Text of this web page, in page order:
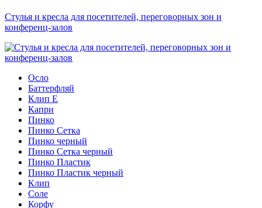
Стулья и кресла для посетителей, переговорных зон и
конференц-залов
Осло
Баттерфляй
Клип Е
Капри
Пинко
Пинко Сетка
Пинко черный
Пинко Сетка черный
Пинко Пластик
Пинко Пластик черный
Клип
Соле
Корфу